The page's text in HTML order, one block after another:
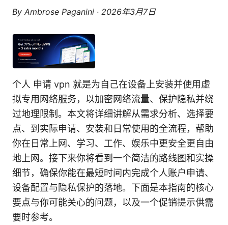
By Ambrose Paganini · 2026年3月7日
个人 申请 vpn 就是为自己在设备上安装并使用虚
拟专用网络服务，以加密网络流量、保护隐私并绕
过地理限制。本文将详细讲解从需求分析、选择要
点、到实际申请、安装和日常使用的全流程，帮助
你在日常上网、学习、工作、娱乐中更安全更自由
地上网。接下来你将看到一个简洁的路线图和实操
细节，确保你能在最短时间内完成个人账户申请、
设备配置与隐私保护的落地。下面是本指南的核心
要点与你可能关心的问题，以及一个促销提示供需
要时参考。